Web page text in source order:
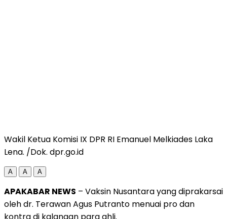
Wakil Ketua Komisi IX DPR RI Emanuel Melkiades Laka
Lena. /Dok. dpr.go.id
A A A
APAKABAR NEWS – Vaksin Nusantara yang diprakarsai
oleh dr. Terawan Agus Putranto menuai pro dan
kontra di kalangan para ahli.